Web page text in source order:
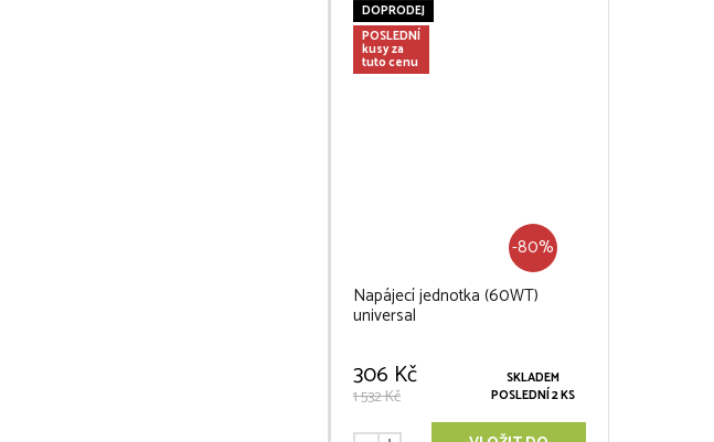
DOPRODEJ
POSLEDNÍ
kusy za
tuto cenu
-80%
Napájecí jednotka (60WT)
universal
306 Kč
1 532 Kč
SKLADEM
POSLEDNÍ 2 KS